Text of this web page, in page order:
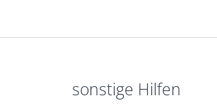
sonstige Hilfen